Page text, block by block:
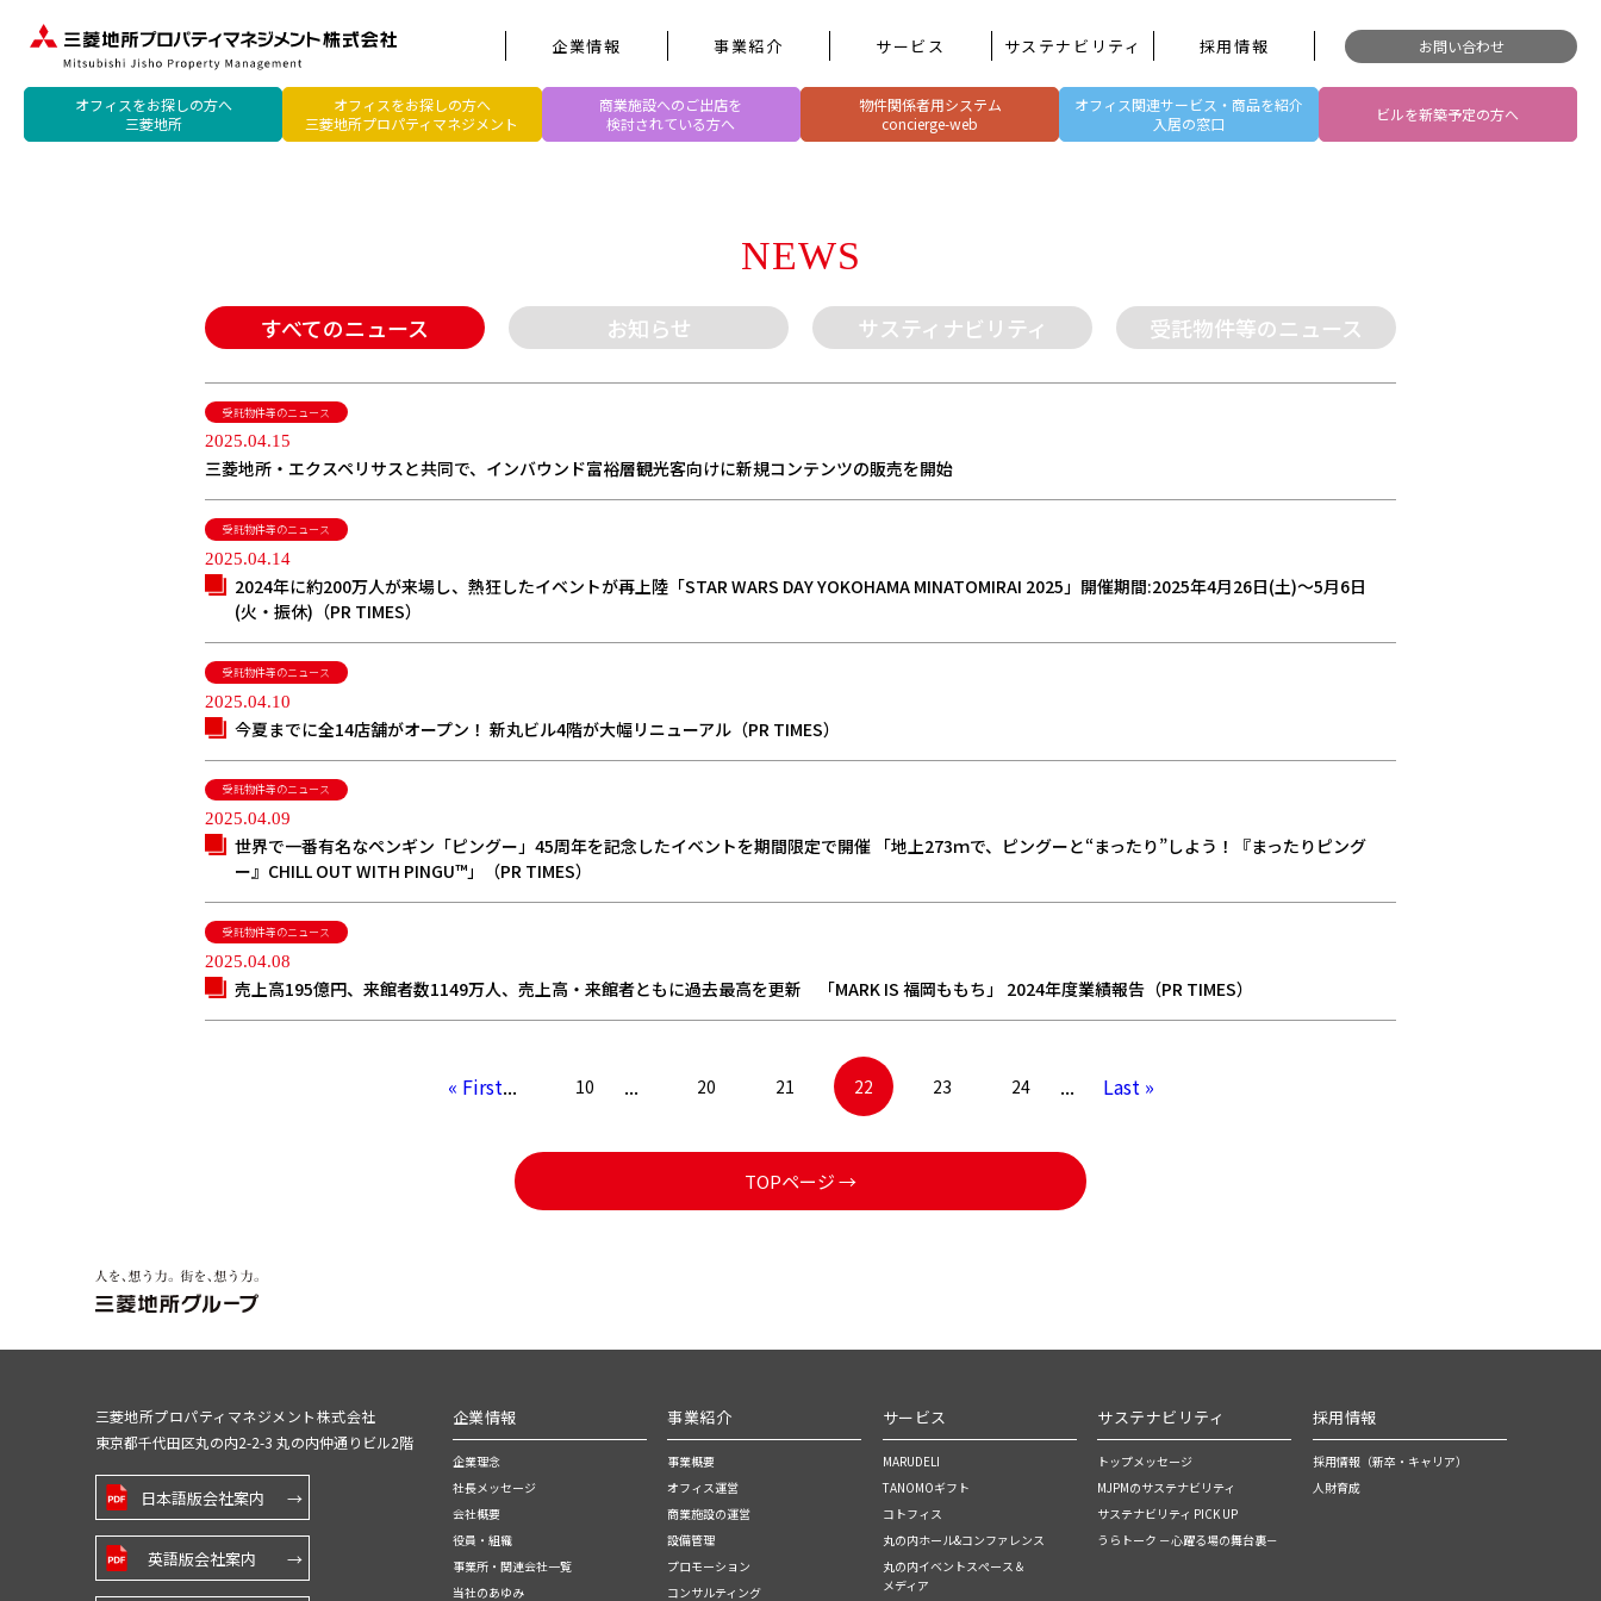
お問い合わせ
企業情報 事業紹介 サービス サステナビリティ 採用情報
NEWS
すべてのニュース お知らせ サスティナビリティ 受託物件等のニュース
受託物件等のニュース
2025.04.15
三菱地所・エクスペリサスと共同で、インバウンド富裕層観光客向けに新規コンテンツの販売を開始
受託物件等のニュース
2025.04.14
2024年に約200万人が来場し、熱狂したイベントが再上陸「STAR WARS DAY YOKOHAMA MINATOMIRAI 2025」開催期間:2025年4月26日(土)～5月6日
(火・振休)（PR TIMES）
受託物件等のニュース
2025.04.10
今夏までに全14店舗がオープン！ 新丸ビル4階が大幅リニューアル（PR TIMES）
受託物件等のニュース
2025.04.09
世界で一番有名なペンギン「ピングー」45周年を記念したイベントを期間限定で開催 「地上273ｍで、ピングーと“まったり”しよう！『まったりピング
ー』CHILL OUT WITH PINGU™」（PR TIMES）
受託物件等のニュース
2025.04.08
売上高195億円、来館者数1149万人、売上高・来館者ともに過去最高を更新 「MARK IS 福岡ももち」 2024年度業績報告（PR TIMES）
« First... 10 ... 20 21 22 23 24 ... Last »
TOPページ →
三菱地所プロパティマネジメント株式会社
東京都千代田区丸の内2-2-3 丸の内仲通りビル2階
企業情報
企業理念
社長メッセージ
会社概要
役員・組織
事業所・関連会社一覧
当社のあゆみ
事業紹介
事業概要
オフィス運営
商業施設の運営
設備管理
プロモーション
コンサルティング
サービス
MARUDELI
TANOMOギフト
コトフィス
丸の内ホール&コンファレンス
丸の内イベントスぺース＆
メディア
サステナビリティ
トップメッセージ
MJPMのサステナビリティ
サステナビリティ PICK UP
うらトーク －心躍る場の舞台裏－
採用情報
採用情報（新卒・キャリア）
人財育成
日本語版会社案内
英語版会社案内
オフィスをお探しの方へ
三菱地所
オフィスをお探しの方へ
三菱地所プロパティマネジメント
商業施設へのご出店を
検討されている方へ
物件関係者用システム
concierge-web
オフィス関連サービス・商品を紹介
入居の窓口
ビルを新築予定の方へ